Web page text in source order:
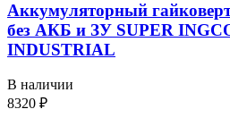
Аккумуляторный
без АКБ и ЗУ SUPER
INDUSTRIAL
В наличии
8320 ₽